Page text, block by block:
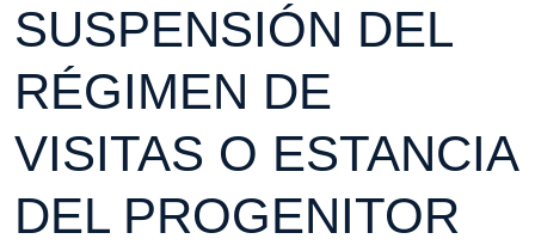
SUSPENSIÓN DEL
RÉGIMEN DE
VISITAS O ESTANCIA
DEL PROGENITOR